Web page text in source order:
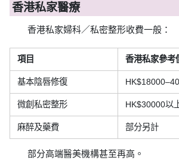
香港私家醫療
香港私家婦科／私密整形收費一般：
項目 香港私家參考
基本陰唇修復
微創私密整形 HK$30000以
麻醉及藥費 部分另計
部分高端醫美機構甚至再高。